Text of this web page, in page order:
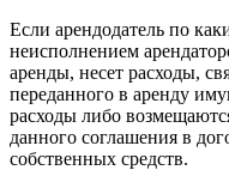
Если арендодатель по
неисполнением
аренды, несет расходы,
переданного в аренду
расходы либо
данного соглашения в
собственных средств.